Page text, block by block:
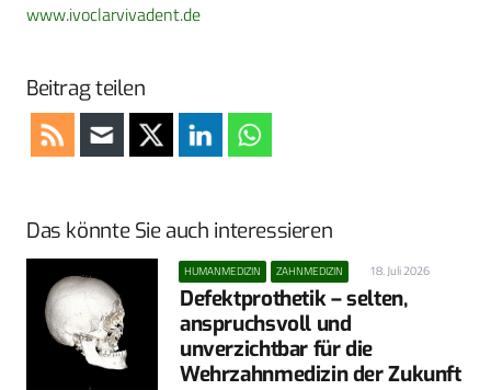
www.ivoclarvivadent.de
Beitrag teilen
Das könnte Sie auch interessieren
HUMANMEDIZIN ZAHNMEDIZIN 18. Juli 2026
Defektprothetik – selten,
anspruchsvoll und
unverzichtbar für die
Wehrzahnmedizin der Zukunft